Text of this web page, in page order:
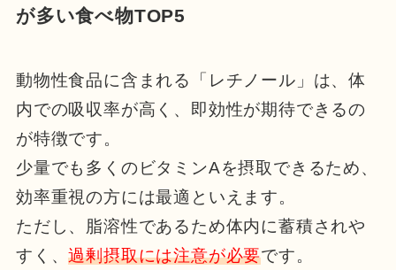
が多い食べ物TOP5
動物性食品に含まれる「レチノール」は、体
内での吸収率が高く、即効性が期待できるの
が特徴です。
少量でも多くのビタミンAを摂取できるため、
効率重視の方には最適といえます。
ただし、脂溶性であるため体内に蓄積されや
すく、過剰摂取には注意が必要です。